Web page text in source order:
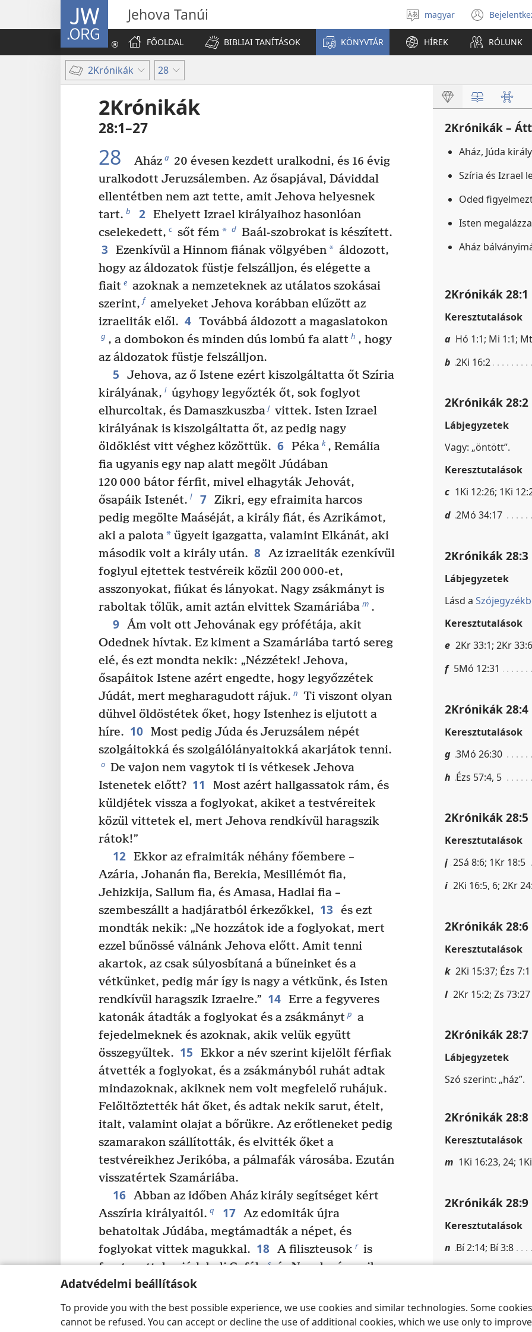
Adatvédelmi beállítások
To provide you with the best possible experience, we use cookies and similar technologies. Some
cannot be refused. You can accept or decline the use of additional cookies, which we use only to
JW.ORG Jehova Tanúi
Válassz
nyelvet
magyar
new
FŐOLDAL BIBLIAI TANÍTÁSOK KÖNYVTÁR HÍREK RÓLUNK
2Krónikák 28
2Krónikák
28:1–27
28 Aház a 20 évesen kezdett uralkodni, és 16 évig
uralkodott Jeruzsálemben. Az ősapjával, Dáviddal
ellentétben nem azt tette, amit Jehova helyesnek
tart. b 2 Ehelyett Izrael királyaihoz hasonlóan
cselekedett, c sőt fém * d Baál-szobrokat is készített.
3 Ezenkívül a Hinnom fiának völgyében* áldozott,
hogy az áldozatok füstje felszálljon, és elégette a
fiait e azoknak a nemzeteknek az utálatos szokásai
szerint, f amelyeket Jehova korábban elűzött az
izraeliták elől. 4 Továbbá áldozott a magaslatokon
g , a dombokon és minden dús lombú fa alatt h , hogy
az áldozatok füstje felszálljon.
5
Jehova, az ő Istene ezért kiszolgáltatta őt Szíria
királyának, i úgyhogy legyőzték őt, sok foglyot
elhurcoltak, és Damaszkuszba j vittek. Isten Izrael
királyának is kiszolgáltatta őt, az pedig nagy
öldöklést vitt véghez közöttük. 6 Péka k , Remália
fia ugyanis egy nap alatt megölt Júdában
120 000 bátor férfit, mivel elhagyták Jehovát,
ősapáik Istenét. l 7 Zikri, egy efraimita harcos
pedig megölte Maáséját, a király fiát, és Azrikámot,
aki a palota* ügyeit igazgatta, valamint Elkánát, aki
második volt a király után. 8 Az izraeliták ezenkívül
foglyul ejtettek testvéreik közül 200 000-et,
asszonyokat, fiúkat és lányokat. Nagy zsákmányt is
raboltak tőlük, amit aztán elvittek Szamáriába m .
9 Ám volt ott Jehovának egy prófétája, akit
Odednek hívtak. Ez kiment a Szamáriába tartó sereg
elé, és ezt mondta nekik: „Nézzétek! Jehova,
ősapáitok Istene azért engedte, hogy legyőzzétek
Júdát, mert megharagudott rájuk. n Ti viszont olyan
dühvel öldöstétek őket, hogy Istenhez is eljutott a
híre. 10 Most pedig Júda és Jeruzsálem népét
szolgáitokká és szolgálólányaitokká akarjátok tenni.
o De vajon nem vagytok ti is vétkesek Jehova
Istenetek előtt? 11
Most azért hallgassatok rám, és
küldjétek vissza a foglyokat, akiket a testvéreitek
közül vittetek el, mert Jehova rendkívül haragszik
rátok!”
12 Ekkor az efraimiták néhány főembere –
Azária, Johanán fia, Berekia, Mesillémót fia,
Jehizkija, Sallum fia, és Amasa, Hadlai fia –
szembeszállt a hadjáratból érkezőkkel, 13
és ezt
mondták nekik: „Ne hozzátok ide a foglyokat, mert
ezzel bűnössé válnánk Jehova előtt. Amit tenni
akartok, az csak súlyosbítaná a bűneinket és a
vétkünket, pedig már így is nagy a vétkünk, és Isten
rendkívül haragszik Izraelre.” 14 Erre a fegyveres
katonák átadták a foglyokat és a zsákmányt p a
fejedelmeknek és azoknak, akik velük együtt
összegyűltek. 15
Ekkor a név szerint kijelölt férfiak
átvették a foglyokat, és a zsákmányból ruhát adtak
mindazoknak, akiknek nem volt megfelelő ruhájuk.
Felöltöztették hát őket, és adtak nekik sarut, ételt,
italt, valamint olajat a bőrükre. Az erőtleneket pedig
szamarakon szállították, és elvitték őket a
testvéreikhez Jerikóba, a pálmafák városába. Ezután
visszatértek Szamáriába.
16 Abban az időben Aház király segítséget kért
Asszíria királyaitól. q 17 Az edomiták újra
behatoltak Júdába, megtámadták a népet, és
foglyokat vittek magukkal. 18 A filiszteusok r is
fosztogattak a júdabeli Seféla s és Negeb városaiban,
és elfoglalták Bét-Semest
Szokót és a környező városokat * , Timnát
és a
környező városokat, továbbá Gimzót és a környező
2Krónikák –
Aház, Júda
Szíria és Izrael
Oded
Isten
Aház
2Krónikák 28:1
Keresztutalások
a Hó 1:1; Mi 1:1;
b 2Ki 16:2
2Krónikák 28:2
Lábjegyzetek
Vagy: „öntött”.
Keresztutalások
c 1Ki 12:26; 1Ki
d 2Mó 34:17
2Krónikák 28:3
Lábjegyzetek
Lásd a
Keresztutalások
e 2Kr 33:1; 2Kr
f 5Mó 12:31
2Krónikák 28:4
Keresztutalások
g 3Mó 26:30
h Ézs 57:4, 5
2Krónikák 28:5
Keresztutalások
j 2Sá 8:6; 1Kr 18:5
i 2Ki 16:5, 6; 2Kr
2Krónikák 28:6
Keresztutalások
k 2Ki 15:37; Ézs 7:1
l 2Kr 15:2; Zs 73:27
2Krónikák 28:7
Lábjegyzetek
Szó szerint: „ház”.
2Krónikák 28:8
Keresztutalások
m 1Ki 16:23, 24;
2Krónikák 28:9
Keresztutalások
n Bí 2:14; Bí 3:8
Keresztutalások